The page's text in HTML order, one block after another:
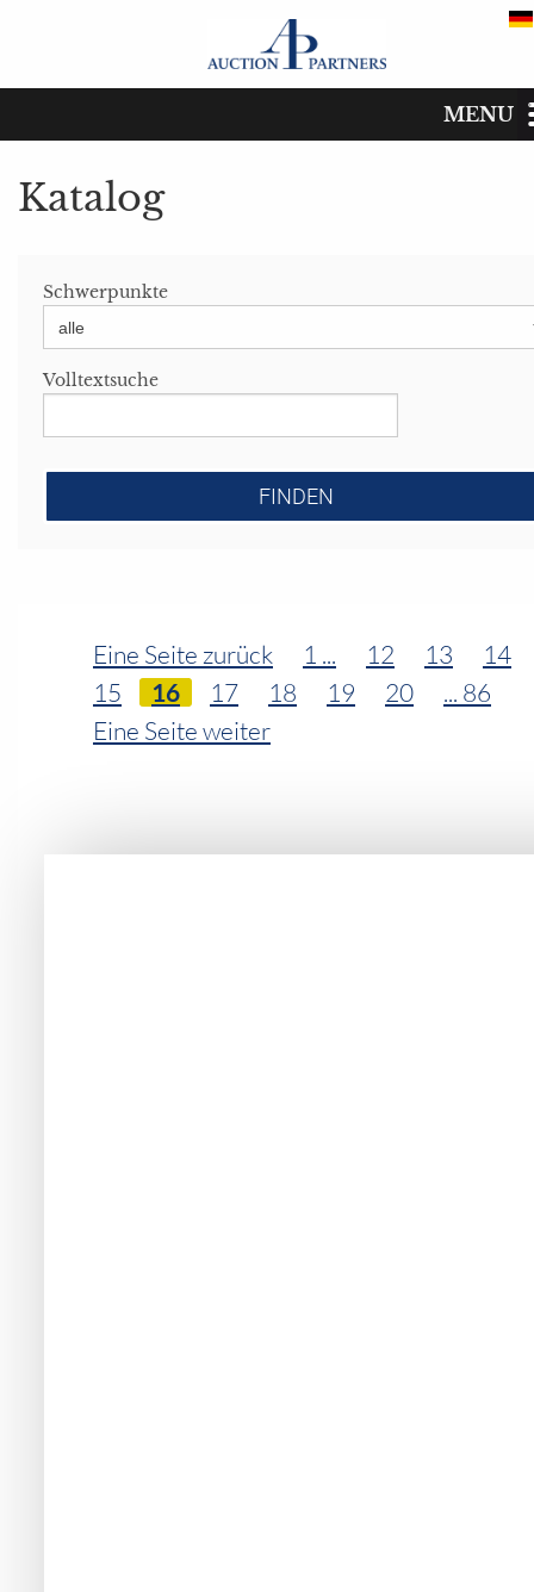
MENU
Termine
Kaufen
Das Auktionshaus
Katalog
Katalog
Schwerpunkte
Volltextsuche
Eine Seite zurück 1 ... 12 13
14
15
16 17 18 19 20
... 86
Eine Seite weiter